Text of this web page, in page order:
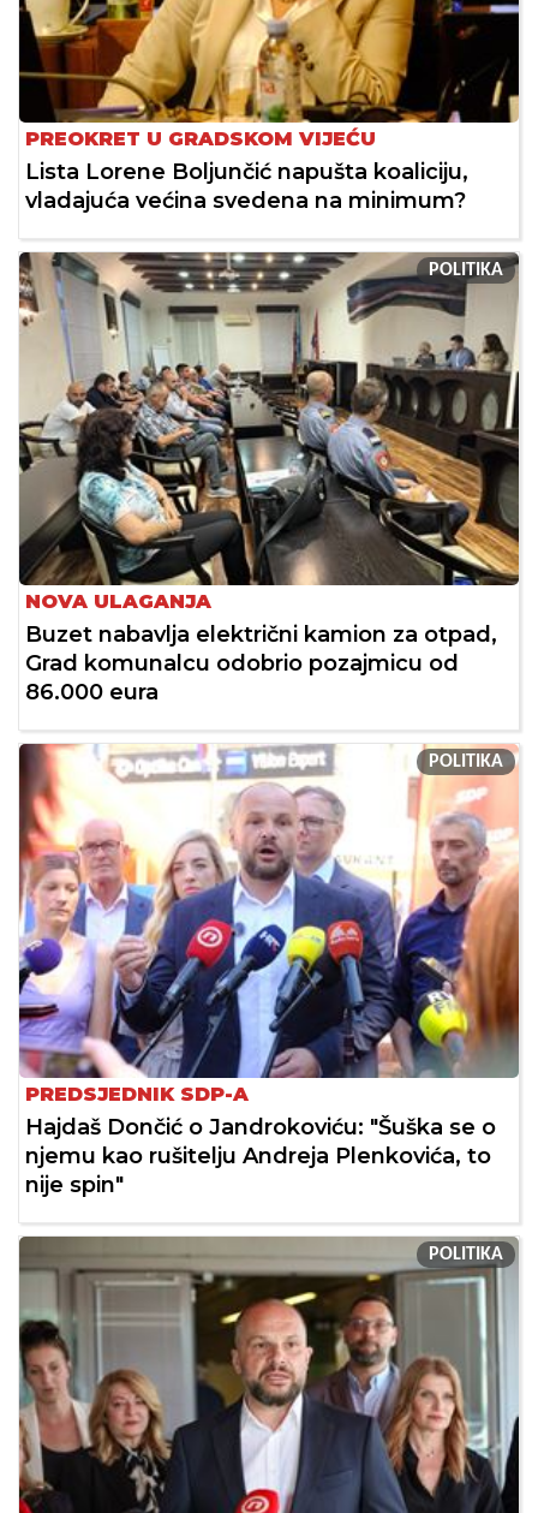
PREOKRET U GRADSKOM VIJEĆU
Lista Lorene Boljunčić napušta koaliciju,
vladajuća većina svedena na minimum?
POLITIKA
NOVA ULAGANJA
Buzet nabavlja električni kamion za otpad,
Grad komunalcu odobrio pozajmicu od
86.000 eura
POLITIKA
PREDSJEDNIK SDP-A
Hajdaš Dončić o Jandrokoviću: "Šuška se o
njemu kao rušitelju Andreja Plenkovića, to
nije spin"
POLITIKA